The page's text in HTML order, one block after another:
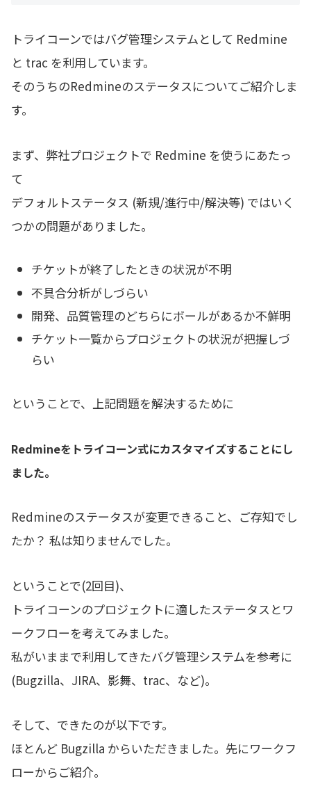
トライコーンではバグ管理システムとして Redmine
と trac を利用しています。
そのうちのRedmineのステータスについてご紹介しま
す。
まず、弊社プロジェクトで Redmine を使うにあたっ
て
デフォルトステータス (新規/進行中/解決等) ではいく
つかの問題がありました。
チケットが終了したときの状況が不明
不具合分析がしづらい
開発、品質管理のどちらにボールがあるか不鮮明
チケット一覧からプロジェクトの状況が把握しづ
らい
ということで、上記問題を解決するために
Redmineをトライコーン式にカスタマイズすることにし
ました。
Redmineのステータスが変更できること、ご存知でし
たか？ 私は知りませんでした。
ということで(2回目)、
トライコーンのプロジェクトに適したステータスとワ
ークフローを考えてみました。
私がいままで利用してきたバグ管理システムを参考に
(Bugzilla、JIRA、影舞、trac、など)。
そして、できたのが以下です。
ほとんど Bugzilla からいただきました。先にワークフ
ローからご紹介。